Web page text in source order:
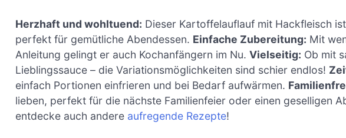
Herzhaft und wohltuend: Dieser Kartoffelauflauf mit Hackfleisch
perfekt für gemütliche Abendessen. Einfache Zubereitung: Mit
Anleitung gelingt er auch Kochanfängern im Nu. Vielseitig: Ob mit
Lieblingssauce – die Variationsmöglichkeiten sind schier endlos!
einfach Portionen einfrieren und bei Bedarf aufwärmen.
lieben, perfekt für die nächste Familienfeier oder einen geselligen
entdecke auch andere aufregende Rezepte!